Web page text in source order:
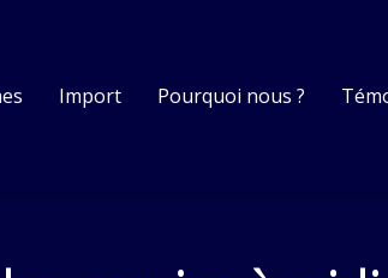
Import Pourquoi nous ?